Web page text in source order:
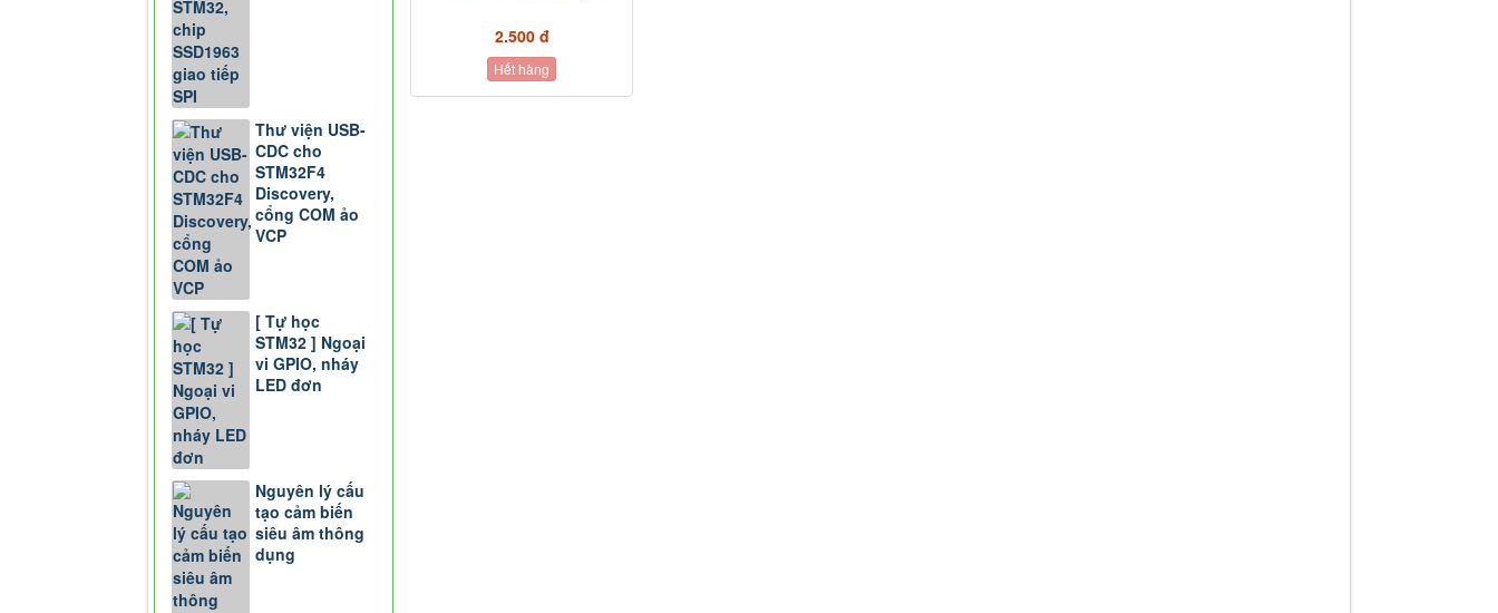
2.500 đ
Hết hàng
Thư viện USB-
CDC cho
STM32F4
Discovery,
cổng COM ảo
VCP
[ Tự học
STM32 ] Ngoại
vi GPIO, nháy
LED đơn
Nguyên lý cấu
tạo cảm biến
siêu âm thông
dụng